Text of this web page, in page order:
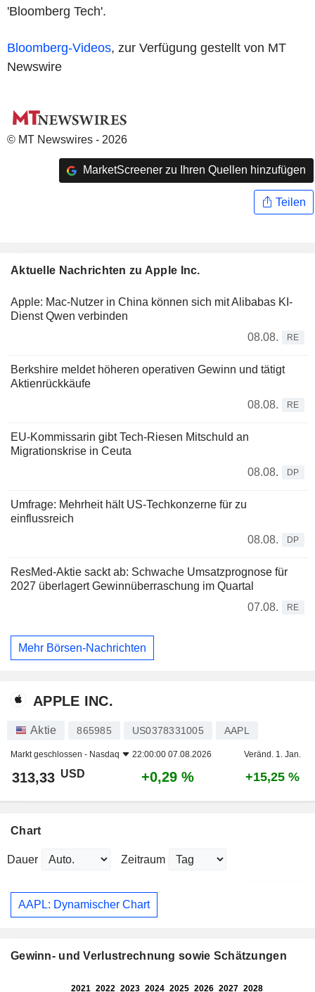
'Bloomberg Tech'.
Bloomberg-Videos, zur Verfügung gestellt von MT
Newswire
© MT Newswires - 2026
MarketScreener zu Ihren Quellen hinzufügen
Teilen
Aktuelle Nachrichten zu Apple Inc.
Apple: Mac-Nutzer in China können sich mit Alibabas KI-
Dienst Qwen verbinden
08.08.
RE
Berkshire meldet höheren operativen Gewinn und tätigt
Aktienrückkäufe
08.08.
RE
EU-Kommissarin gibt Tech-Riesen Mitschuld an
Migrationskrise in Ceuta
08.08.
DP
Umfrage: Mehrheit hält US-Techkonzerne für zu
einflussreich
08.08.
DP
ResMed-Aktie sackt ab: Schwache Umsatzprognose für
2027 überlagert Gewinnüberraschung im Quartal
07.08.
RE
Mehr Börsen-Nachrichten
APPLE INC.
Aktie 865985 US0378331005 AAPL
Markt geschlossen - Nasdaq 22:00:00 07.08.2026 Veränd. 1. Jan.
313,33 USD +0,29 % +15,25 %
Chart
Dauer Zeitraum
AAPL: Dynamischer Chart
Gewinn- und Verlustrechnung sowie Schätzungen